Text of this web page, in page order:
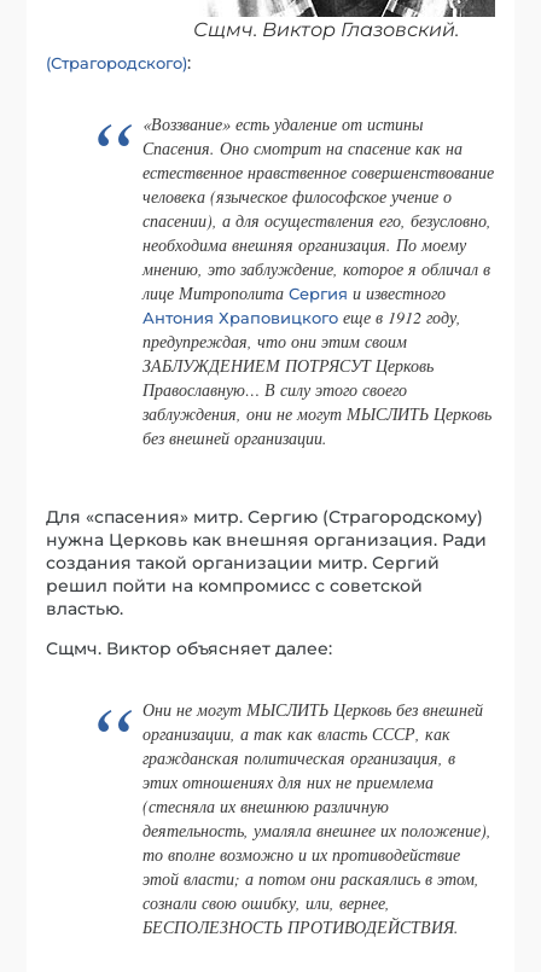
Сщмч. Виктор Глазовский.
(Страгородского):
«Воззвание» есть удаление от истины
Спасения. Оно смотрит на спасение как на
естественное нравственное совершенствование
человека (языческое философское учение о
спасении), а для осуществления его, безусловно,
необходима внешняя организация. По моему
мнению, это заблуждение, которое я обличал в
лице МитрополитаСергия и известного
Антония Храповицкого еще в 1912 году,
предупреждая, что они этим своим
ЗАБЛУЖДЕНИЕМ ПОТРЯСУТ Церковь
Православную… В силу этого своего
заблуждения, они не могут МЫСЛИТЬ Церковь
без внешней организации.
Для «спасения» митр. Сергию (Страгородскому)
нужна Церковь как внешняя организация. Ради
создания такой организации митр. Сергий
решил пойти на компромисс с советской
властью.
Сщмч. Виктор объясняет далее:
Они не могут МЫСЛИТЬ Церковь без внешней
организации, а так как власть СССР, как
гражданская политическая организация, в
этих отношениях для них не приемлема
(стесняла их внешнюю различную
деятельность, умаляла внешнее их положение),
то вполне возможно и их противодействие
этой власти; а потом они раскаялись в этом,
сознали свою ошибку, или, вернее,
БЕСПОЛЕЗНОСТЬ ПРОТИВОДЕЙСТВИЯ.